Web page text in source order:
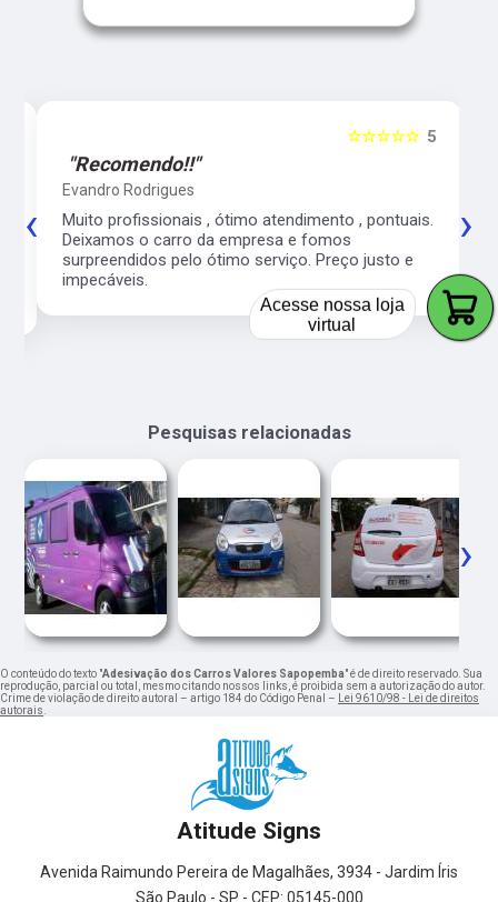
5
☆☆☆☆☆
"Recomendo!!"
Evandro Rodrigues
Muito profissionais , ótimo atendimento , pontuais.
Deixamos o carro da empresa e fomos
surpreendidos pelo ótimo serviço. Preço justo e
impecáveis.
‹ ›
Pesquisas relacionadas
‹ ›
O conteúdo do texto "Adesivação dos Carros Valores Sapopemba" é de direito reservado. Sua
reprodução, parcial ou total, mesmo citando nossos links, é proibida sem a autorização do autor.
Crime de violação de direito autoral – artigo 184 do Código Penal –
Lei 9610/98 - Lei de direitos
autorais
Atitude Signs
Avenida Raimundo Pereira de Magalhães, 3934 - Jardim Íris
São Paulo - SP - CEP: 05145-000
Acesse nossa loja
virtual